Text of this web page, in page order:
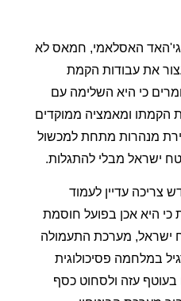
האסלאמי, חמאס לא
את עבודות הקמת
כי היא השלימה עם
הקמתו ומאמציה ממוקדים
מנהרות מתחת למכשול
ישראל מבלי להתגלות.
צריכה עדיין לעמוד
היא אכן בפועל חוסמת
ישראל, מערכת התעמולה
במלחמה פסיכולוגית
עזה ולסחוט כסף